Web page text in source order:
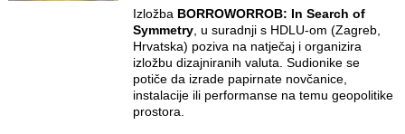
Izložba BORROWORROB: In Search of
Symmetry, u suradnji s HDLU-om (Zagreb,
Hrvatska) poziva na natječaj i organizira
izložbu dizajniranih valuta. Sudionike se
potiče da izrade papirnate novčanice,
instalacije ili performanse na temu geopolitike
prostora.